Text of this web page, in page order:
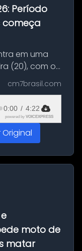
Período
começa
em uma
(20), com o
e
cm7brasil.com
0:00 / 4:22
powered by VOICEXPRESS
Original
moto de
matar